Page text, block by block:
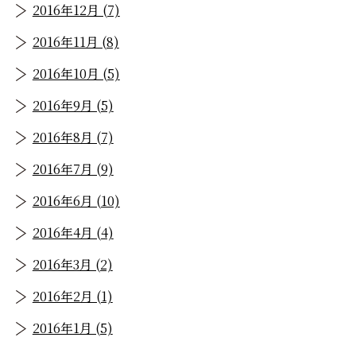
2016年12月 (7)
2016年11月 (8)
2016年10月 (5)
2016年9月 (5)
2016年8月 (7)
2016年7月 (9)
2016年6月 (10)
2016年4月 (4)
2016年3月 (2)
2016年2月 (1)
2016年1月 (5)